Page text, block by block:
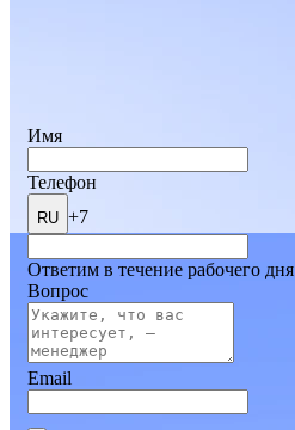
Имя
Телефон
RU +7
Ответим в течение рабочего дня
Вопрос
Email